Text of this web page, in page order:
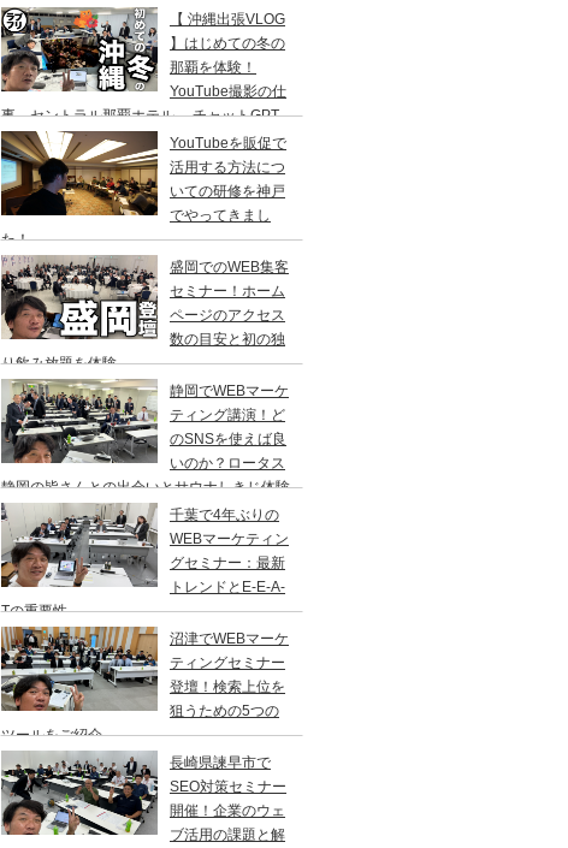
【 沖縄出張VLOG
】はじめての冬の
那覇を体験！
YouTube撮影の仕
事→セントラル那覇ホテル→ チャットGPT
研修／高橋真樹
YouTubeを販促で
活用する方法につ
いての研修を神戸
でやってきまし
た！
盛岡でのWEB集客
セミナー！ホーム
ページのアクセス
数の目安と初の独
り飲み放題を体験
静岡でWEBマーケ
ティング講演！ど
のSNSを使えば良
いのか？ロータス
静岡の皆さんとの出会いとサウナしきじ体験
千葉で4年ぶりの
WEBマーケティン
グセミナー：最新
トレンドとE-E-A-
Tの重要性
沼津でWEBマーケ
ティングセミナー
登壇！検索上位を
狙うための5つの
ツールをご紹介
長崎県諫早市で
SEO対策セミナー
開催！企業のウェ
ブ活用の課題と解